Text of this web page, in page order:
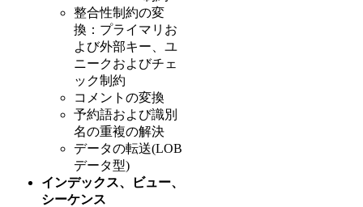
整合性制約の変
換：プライマリお
よび外部キー、ユ
ニークおよびチェ
ック制約
コメントの変換
予約語および識別
名の重複の解決
データの転送(LOB
データ型)
インデックス、ビュー、
シーケンス